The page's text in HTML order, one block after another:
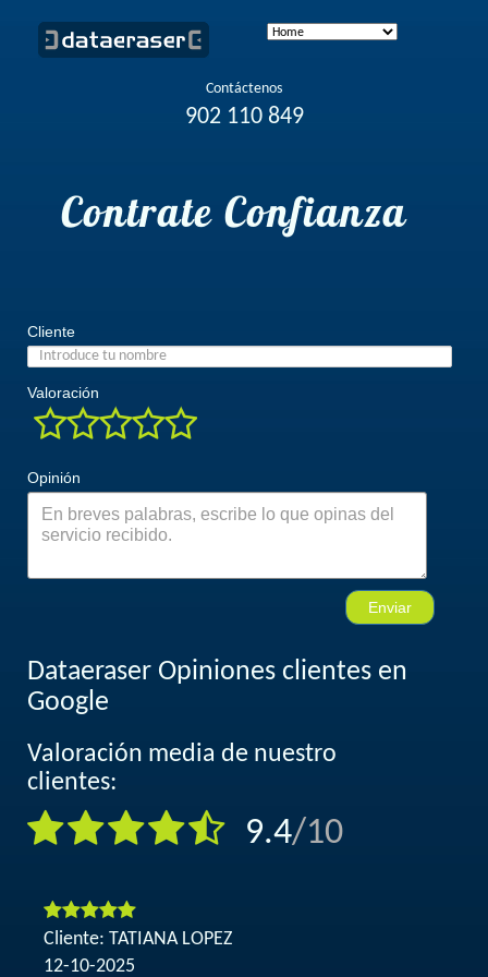
Contáctenos
902 110 849
Contrate Confianza
Cliente
Valoración
Opinión
Enviar
Dataeraser Opiniones clientes en
Google
Valoración media de nuestro
clientes:
9.4/10
Cliente: TATIANA LOPEZ
12-10-2025